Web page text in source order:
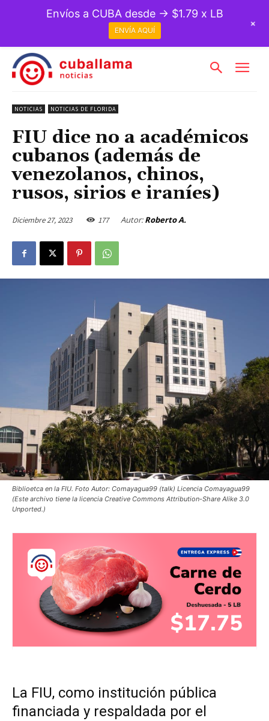
NOTICIAS NOTICIAS DE FLORIDA
FIU dice no a académicos
cubanos (además de
venezolanos, chinos,
rusos, sirios e iraníes)
Diciembre 27, 2023 177 Autor: Roberto A.
Biblioetca en la FIU. Foto Autor: Comayagua99 (talk) Licencia Comayagua99
(Este archivo tiene la licencia Creative Commons Attribution-Share Alike 3.0
Unported.)
La FIU, como institución pública
financiada y respaldada por el
Envíos a CUBA desde → $1.79 x LB
ENVÍA AQUÍ
+